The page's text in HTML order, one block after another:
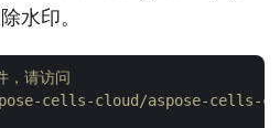
水印。
，请访问
cells-cloud/aspose-cells-